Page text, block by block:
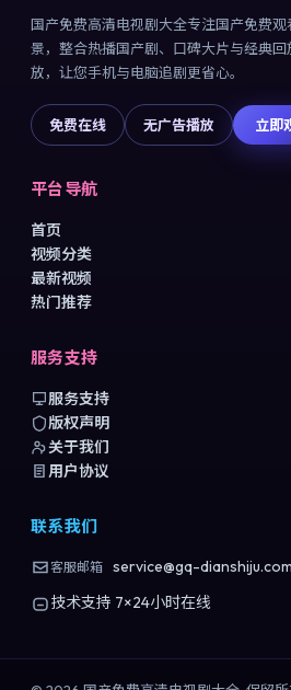
国产免费高清电视剧大全专注国产免费观
景，整合热播国产剧、口碑大片与经典
放，让您手机与电脑追剧更省心。
免费在线 无广告播放 立即
平台导航
首页
视频分类
最新视频
热门推荐
服务支持
服务支持
版权声明
关于我们
用户协议
联系我们
客服邮箱 service@gq-dianshiju.com
技术支持 7×24小时在线